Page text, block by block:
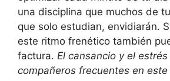
una disciplina que muchos de
que solo estudian, envidiarán.
este ritmo frenético también
factura. El cansancio y el estrés
compañeros frecuentes en este